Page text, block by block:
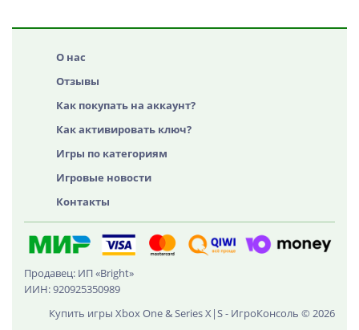
О нас
Отзывы
Как покупать на аккаунт?
Как активировать ключ?
Игры по категориям
Игровые новости
Контакты
Продавец: ИП «Bright»
ИИН: 920925350989
Купить игры Xbox One & Series X|S - ИгроКонсоль © 2026